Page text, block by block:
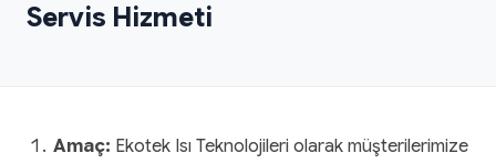
Servis Hizmeti
Amaç: Ekotek Isı Teknolojileri olarak müşterilerimize